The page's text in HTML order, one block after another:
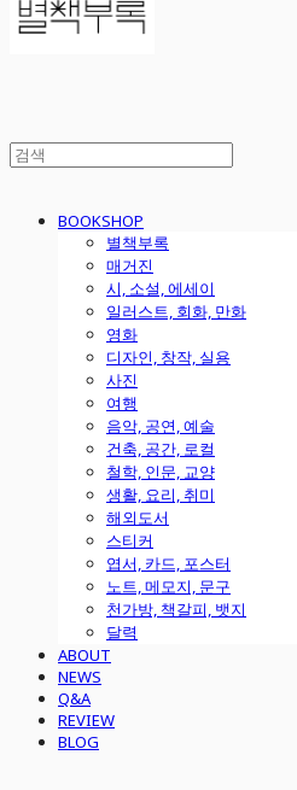
BOOKSHOP
별책부록
매거진
시, 소설, 에세이
일러스트, 회화, 만화
영화
디자인, 창작, 실용
사진
여행
음악, 공연, 예술
건축, 공간, 로컬
철학, 인문, 교양
생활, 요리, 취미
해외도서
스티커
엽서, 카드, 포스터
노트, 메모지, 문구
천가방, 책갈피, 뱃지
달력
ABOUT
NEWS
Q&A
REVIEW
BLOG